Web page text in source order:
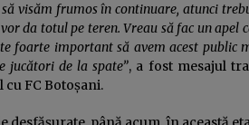
visăm frumos în continuare, atunci
da totul pe teren. Vreau să fac un apel
foarte important să avem acest public
jucători de la spate”, a fost mesajul
FC Botoșani.